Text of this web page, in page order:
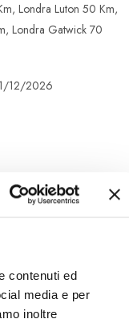
contenuti ed
media e per
inoltre
Londra Luton 50 Km,
Londra Gatwick 70
12/2026